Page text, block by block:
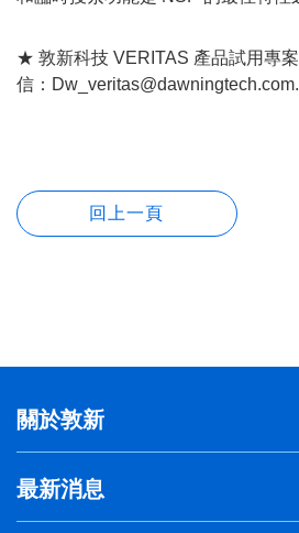
★ 敦新科技 VERITAS 產品試用專
信：
關於敦新
最新消息